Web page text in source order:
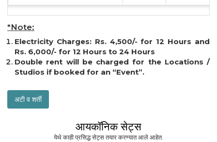
*Note:
Electricity Charges: Rs. 4,500/- for 12 Hours and
Rs. 6,000/- for 12 Hours to 24 Hours
Double rent will be charged for the Locations /
Studios if booked for an “Event”.
अटी व शर्ती
आयकॉनिक सेट्स
येथे काही प्रसिद्ध सेट्स तयार करण्यात आले आहेत.